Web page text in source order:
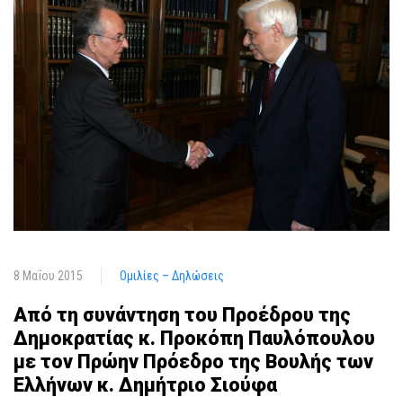
8 Μαΐου 2015 Ομιλίες – Δηλώσεις
Από τη συνάντηση του Προέδρου της
Δημοκρατίας κ. Προκόπη Παυλόπουλου
με τον Πρώην Πρόεδρο της Βουλής των
Ελλήνων κ. Δημήτριο Σιούφα